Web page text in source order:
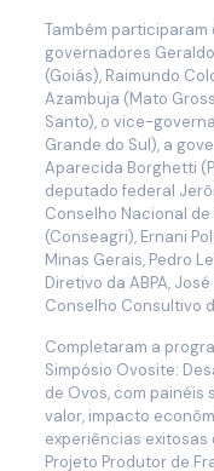
Também
governadores
(Goiás), Raimundo
Azambuja (Mato
Santo), o vice-
Grande do Sul), a
Aparecida Borghetti
deputado federal
Conselho Nacional
(Conseagri), Ernani
Minas Gerais, Pedro
Diretivo da ABPA,
Conselho Consultivo
Completaram a
Simpósio Ovosite:
de Ovos, com painéis
valor, impacto
experiências exitosas
Projeto Produtor de